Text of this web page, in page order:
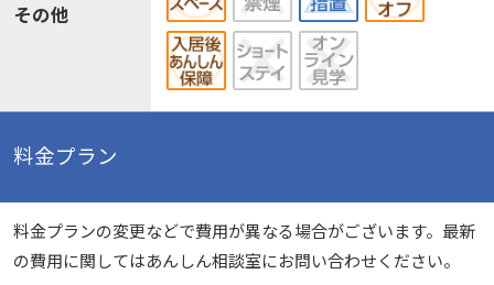
その他
料金プラン
料金プランの変更などで費用が異なる場合がございます。最新
の費用に関してはあんしん相談室にお問い合わせください。